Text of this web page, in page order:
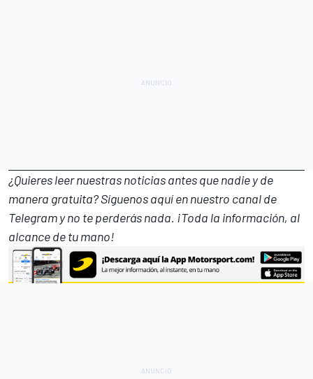
¿Quieres leer nuestras noticias antes que nadie y de
manera gratuita? Síguenosaquí en nuestro canal de
Telegramy no te perderás nada. ¡Toda la información, al
alcance de tu mano!